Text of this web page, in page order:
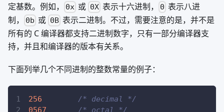
定基数。例如，
0x 或 0X 表示十六进制， 0 表示八进
制，
0b 或 0B 表示二进制。不过，需要注意的是，并不是
所有的 C 编译器都支持二进制数字，只有一部分编译器支
持，并且和编译器的版本有关系。
下面列举几个不同进制的整数常量的例子：
256
/* decimal */
0567
/* octal */